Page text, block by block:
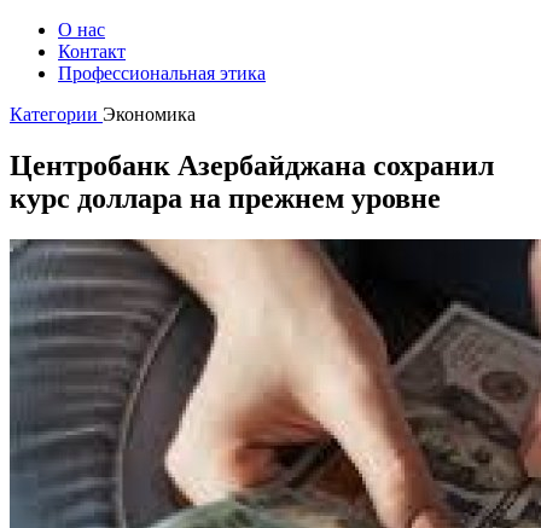
О нас
Контакт
Профессиональная этика
Категории Экономика
Центробанк Азербайджана сохранил
курс доллара на прежнем уровне